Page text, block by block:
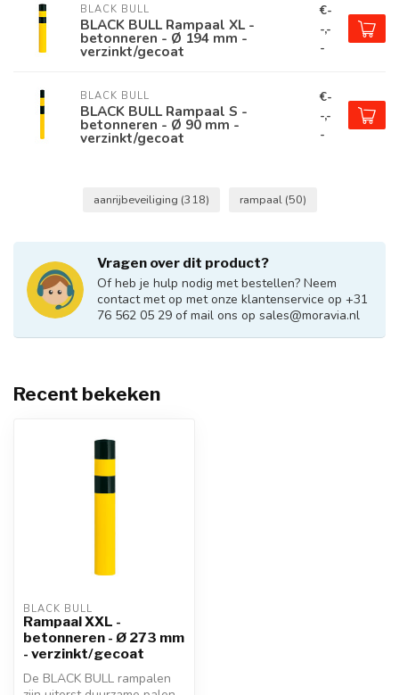
BLACK BULL
BLACK BULL Rampaal XL -
betonneren - Ø 194 mm -
verzinkt/gecoat
€-
-,-
-
BLACK BULL
BLACK BULL Rampaal S -
betonneren - Ø 90 mm -
verzinkt/gecoat
€-
-,-
-
aanrijbeveiliging (318) rampaal (50)
Vragen over dit product?
Of heb je hulp nodig met bestellen? Neem
contact met op met onze klantenservice op +31
76 562 05 29 of mail ons op sales@moravia.nl
Recent bekeken
BLACK BULL
Rampaal XXL -
betonneren - Ø 273 mm
- verzinkt/gecoat
De BLACK BULL rampalen